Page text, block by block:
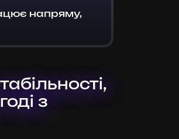
напряму,
з